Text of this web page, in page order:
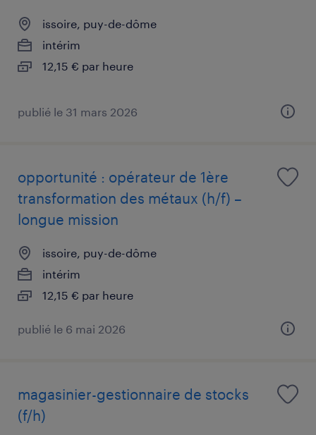
issoire, puy-de-dôme
intérim
12,15 € par heure
publié le 31 mars 2026
opportunité : opérateur de 1ère
transformation des métaux (h/f) –
longue mission
issoire, puy-de-dôme
intérim
12,15 € par heure
publié le 6 mai 2026
magasinier-gestionnaire de stocks
(f/h)